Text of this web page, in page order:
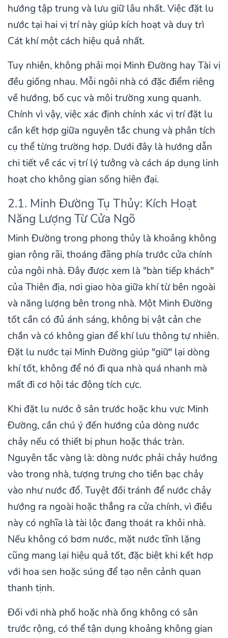
hướng tập trung và lưu giữ lâu nhất. Việc đặt lu
nước tại hai vị trí này giúp kích hoạt và duy trì
Cát khí một cách hiệu quả nhất.
Tuy nhiên, không phải mọi Minh Đường hay Tài vị
đều giống nhau. Mỗi ngôi nhà có đặc điểm riêng
về hướng, bố cục và môi trường xung quanh.
Chính vì vậy, việc xác định chính xác vị trí đặt lu
cần kết hợp giữa nguyên tắc chung và phân tích
cụ thể từng trường hợp. Dưới đây là hướng dẫn
chi tiết về các vị trí lý tưởng và cách áp dụng linh
hoạt cho không gian sống hiện đại.
2.1. Minh Đường Tụ Thủy: Kích Hoạt
Năng Lượng Từ Cửa Ngõ
Minh Đường trong phong thủy là khoảng không
gian rộng rãi, thoáng đãng phía trước cửa chính
của ngôi nhà. Đây được xem là "bàn tiếp khách"
của Thiên địa, nơi giao hòa giữa khí từ bên ngoài
và năng lượng bên trong nhà. Một Minh Đường
tốt cần có đủ ánh sáng, không bị vật cản che
chắn và có không gian để khí lưu thông tự nhiên.
Đặt lu nước tại Minh Đường giúp "giữ" lại dòng
khí tốt, không để nó đi qua nhà quá nhanh mà
mất đi cơ hội tác động tích cực.
Khi đặt lu nước ở sân trước hoặc khu vực Minh
Đường, cần chú ý đến hướng của dòng nước
chảy nếu có thiết bị phun hoặc thác tràn.
Nguyên tắc vàng là: dòng nước phải chảy hướng
vào trong nhà, tượng trưng cho tiền bạc chảy
vào như nước đổ. Tuyệt đối tránh để nước chảy
hướng ra ngoài hoặc thẳng ra cửa chính, vì điều
này có nghĩa là tài lộc đang thoát ra khỏi nhà.
Nếu không có bơm nước, mặt nước tĩnh lặng
cũng mang lại hiệu quả tốt, đặc biệt khi kết hợp
với hoa sen hoặc súng để tạo nên cảnh quan
thanh tịnh.
Đối với nhà phố hoặc nhà ống không có sân
trước rộng, có thể tận dụng khoảng không gian